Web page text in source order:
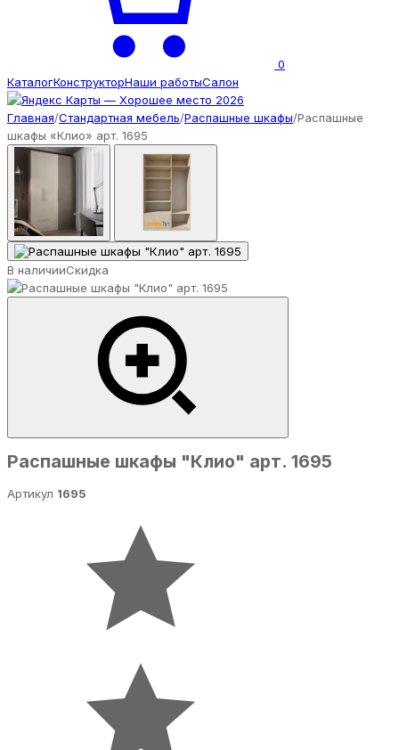
0
КаталогКонструкторНаши работыСалон
Главная/Стандартная мебель/Распашные шкафы/Распашные
шкафы «Клио» арт. 1695
В наличииСкидка
Распашные шкафы "Клио" арт. 1695
Артикул 1695